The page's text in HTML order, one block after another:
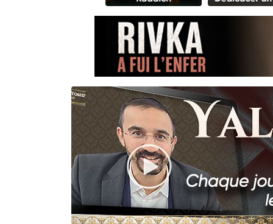
Odaya vient
12
3
2 personnes
2
3
8
2